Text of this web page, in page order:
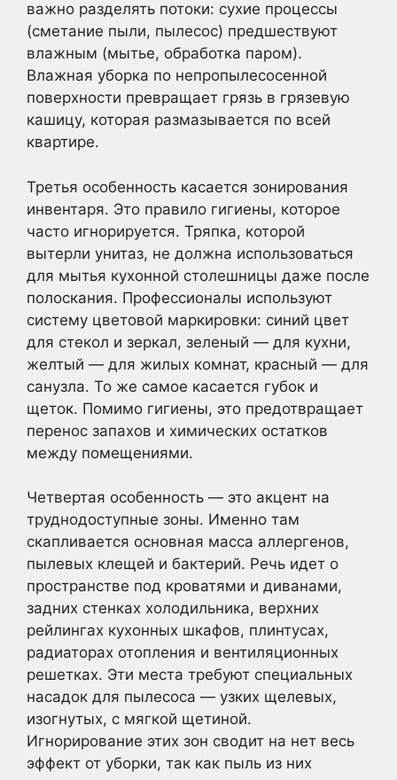
важно разделять потоки: сухие процессы
(сметание пыли, пылесос) предшествуют
влажным (мытье, обработка паром).
Влажная уборка по непропылесосенной
поверхности превращает грязь в грязевую
кашицу, которая размазывается по всей
квартире.
Третья особенность касается зонирования
инвентаря. Это правило гигиены, которое
часто игнорируется. Тряпка, которой
вытерли унитаз, не должна использоваться
для мытья кухонной столешницы даже после
полоскания. Профессионалы используют
систему цветовой маркировки: синий цвет
для стекол и зеркал, зеленый — для кухни,
желтый — для жилых комнат, красный — для
санузла. То же самое касается губок и
щеток. Помимо гигиены, это предотвращает
перенос запахов и химических остатков
между помещениями.
Четвертая особенность — это акцент на
труднодоступные зоны. Именно там
скапливается основная масса аллергенов,
пылевых клещей и бактерий. Речь идет о
пространстве под кроватями и диванами,
задних стенках холодильника, верхних
рейлингах кухонных шкафов, плинтусах,
радиаторах отопления и вентиляционных
решетках. Эти места требуют специальных
насадок для пылесоса — узких щелевых,
изогнутых, с мягкой щетиной.
Игнорирование этих зон сводит на нет весь
эффект от уборки, так как пыль из них